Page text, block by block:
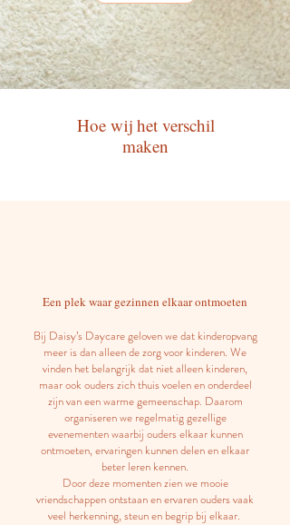
Hoe wij het verschil
maken
Een plek waar gezinnen elkaar ontmoeten
Bij Daisy’s Daycare geloven we dat kinderopvang
meer is dan alleen de zorg voor kinderen. We
vinden het belangrijk dat niet alleen kinderen,
maar ook ouders zich thuis voelen en onderdeel
zijn van een warme gemeenschap. Daarom
organiseren we regelmatig gezellige
evenementen waarbij ouders elkaar kunnen
ontmoeten, ervaringen kunnen delen en elkaar
beter leren kennen.
Door deze momenten zien we mooie
vriendschappen ontstaan en ervaren ouders vaak
veel herkenning, steun en begrip bij elkaar.